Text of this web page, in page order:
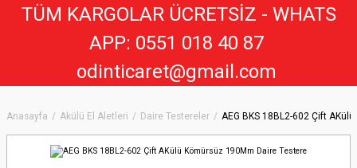
Anasayfa Akülü El Aletleri Daire Testereler AEG BKS 18BL2-602 Çift
TÜM KARGOLAR ÜCRETSİZ - WHATS
APP: 0551 018 40 87
odinticaret@gmail.com